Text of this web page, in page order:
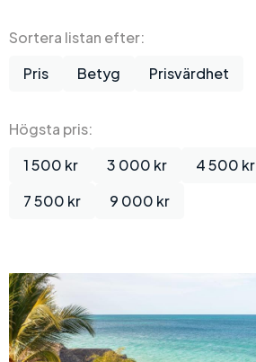
Sortera listan efter:
Pris
Betyg Prisvärdhet
Högsta pris:
1 500 kr
3 000 kr 4 500 kr
7 500 kr
9 000 kr